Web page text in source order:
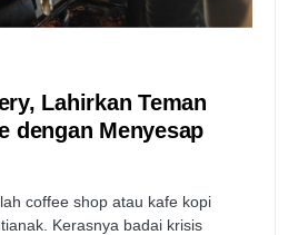
Lahirkan Teman
dengan Menyesap
coffee shop atau kafe kopi
Kerasnya badai krisis